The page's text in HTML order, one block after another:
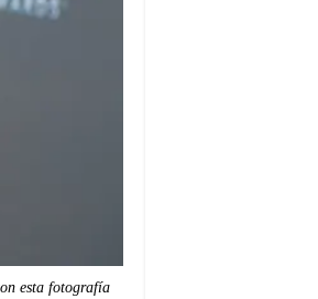
esta fotografía